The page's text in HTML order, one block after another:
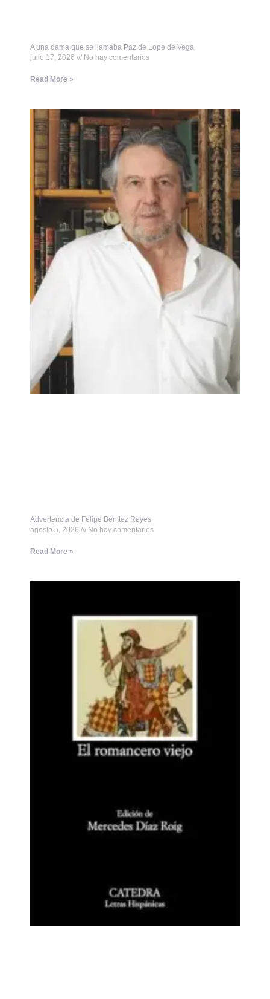
A una dama que se llamaba Paz de Lope de Vega
julio 17, 2026
No hay comentarios
Read More »
Advertencia de Felipe Benítez Reyes
agosto 5, 2026
No hay comentarios
Read More »